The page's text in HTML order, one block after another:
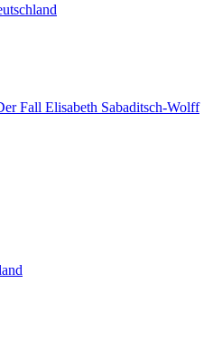
Fall Elisabeth Sabaditsch-Wolff